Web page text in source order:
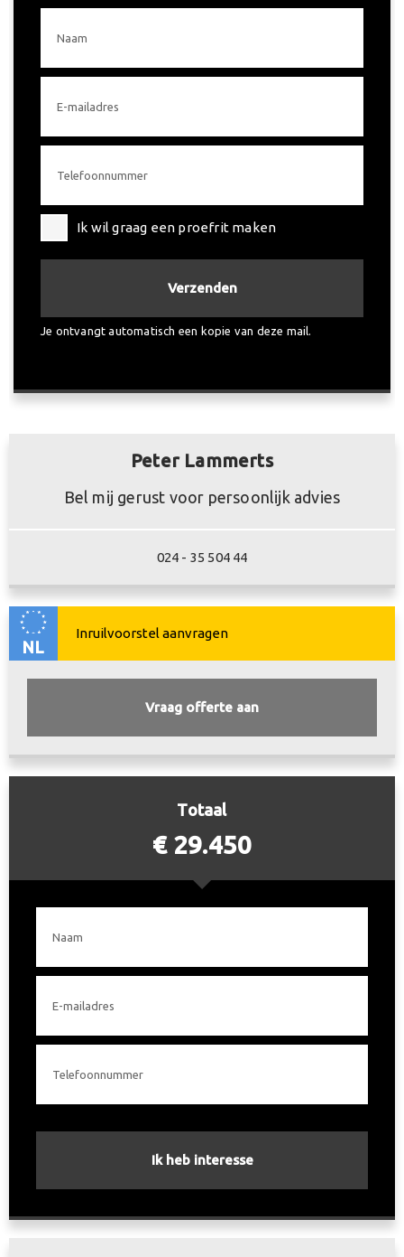
Breedte
Dakspoiler
Elektrisch glazen
panorama-dak
elektrisch verstel- en
verwarmbaar
Elektrisch bedienbare
achterklep
Dakrails koplampreiniging
remkrachtverdeling
Adaptief demping
Infotainment
Radio cd speler Multimedia systeem
Audio installatie
Navigatiesysteem full
map + hard disk
Stuurwiel
multifunctioneel
Multimedia-
voorbereiding
Ik wil graag een proefrit maken
Verzenden
Je ontvangt automatisch een kopie van deze mail.
Peter Lammerts
Bel mij gerust voor persoonlijk advies
024 - 35 504 44
NL
Vraag offerte aan
Totaal
€ 29.450
Ik heb interesse